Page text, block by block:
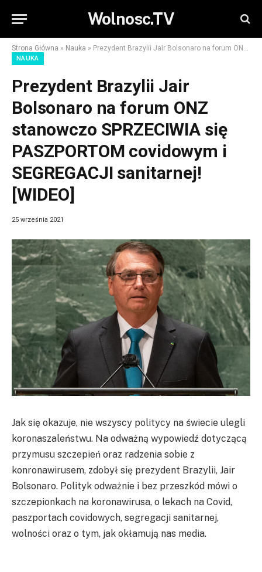
Wolnosc.TV
Strona Główna » Nauka » Prezydent Brazylii Jair Bolsonaro na forum ONZ stanowczo SPRZECIWIA się PASZPORTOM covidowym i SEGREGACJI sanitarnej! [WIDEO]
NAUKA
Prezydent Brazylii Jair
Bolsonaro na forum ONZ
stanowczo SPRZECIWIA się
PASZPORTOM covidowym i
SEGREGACJI sanitarnej!
[WIDEO]
25 września 2021
Jak się okazuje, nie wszyscy politycy na świecie ulegli
koronaszaleństwu. Na odważną wypowiedź dotyczącą
przymusu szczepień oraz radzenia sobie z
konronawirusem, zdobył się prezydent Brazylii, Jair
Bolsonaro. Polityk odważnie i bez przeszkód mówi o
szczepionkach na koronawirusa, o lekach na Covid,
paszportach covidowych, segregacji sanitarnej,
wolności oraz o tym, jak okłamują nas media.